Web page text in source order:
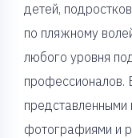
детей,
по пляжному
любого уровня
профессионалов.
представленными
фотографиями и